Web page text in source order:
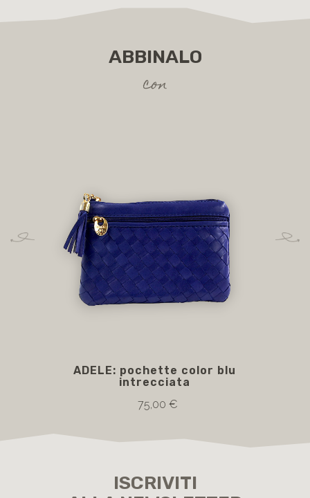
ABBINALO
con
ADELE: pochette color blu
intrecciata
75,00 €
ISCRIVITI